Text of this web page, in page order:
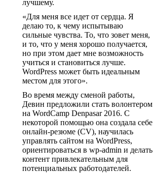
лучшему.
«Для меня все идет от сердца. Я
делаю то, к чему испытываю
сильные чувства. То, что зовет меня,
и то, что у меня хорошо получается,
но при этом дает мне возможность
учиться и становиться лучше.
WordPress может быть идеальным
местом для этого».
Во время между сменой работы,
Девин предложили стать волонтером
на WordCamp Denpasar 2016. С
некоторой помощью она создала себе
онлайн-резюме (CV), научилась
управлять сайтом на WordPress,
ориентироваться в wp-admin и делать
контент привлекательным для
потенциальных работодателей.